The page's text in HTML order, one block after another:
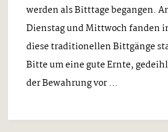
werden als Bitttage begangen.
Dienstag und Mittwoch fanden
diese traditionellen Bittgänge
Bitte um eine gute Ernte,
der Bewahrung vor ...